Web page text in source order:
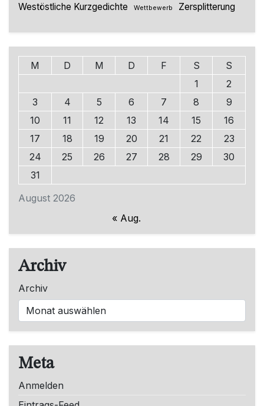
Westöstliche Kurzgedichte
Wettbewerb Zersplitterung
August 2026
M D M D F S
S
1
2
3
4 5 6 7 8
9
10
11 12 13 14 15
16
17
18 19 20 21 22
23
24
25 26 27 28 29
30
31
« Aug.
Archiv
Archiv
Meta
Anmelden